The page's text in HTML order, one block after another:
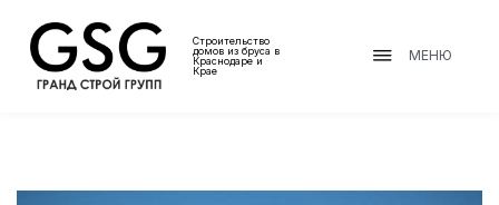
Строительство
домов из бруса в
Краснодаре и
Крае
МЕНЮ